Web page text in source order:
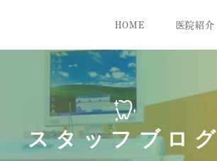
HOME 医院紹介
医院紹介
院内紹介
スタッフブログ